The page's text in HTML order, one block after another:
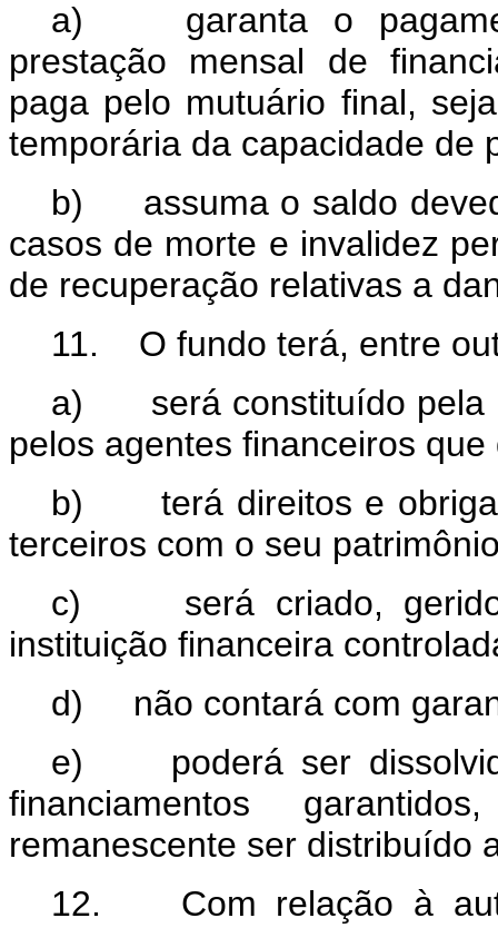
a) garanta o
prestação mensal de
paga pelo mutuário final,
temporária da capacidade de
b)
assuma o saldo
casos de morte e invalidez
de recuperação relativas a
11. O fundo terá, entre
a) será constituído pela
pelos agentes financeiros
b) terá direitos e
terceiros com o seu
c)
será criado,
instituição financeira
d)
não contará com
e)
poderá ser
financiamentos
remanescente ser distribuído
12. Com relação à